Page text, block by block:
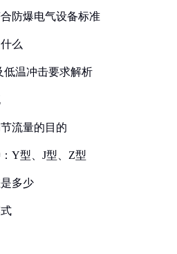
防爆电气设备标准
么
低温冲击要求解析
流量的目的
Y型、J型、Z型
多少